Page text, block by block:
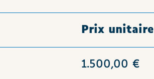
Prix unitaire
1.500,00 €